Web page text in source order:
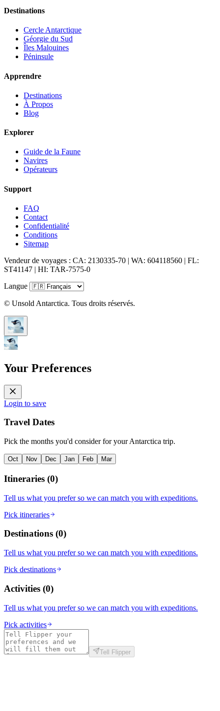
Destinations
Cercle Antarctique
Géorgie du Sud
Îles Malouines
Péninsule
Apprendre
Destinations
À Propos
Blog
Explorer
Guide de la Faune
Navires
Opérateurs
Support
FAQ
Contact
Confidentialité
Conditions
Sitemap
Vendeur de voyages : CA: 2130335-70 | WA: 604118560 | FL:
ST41147 | HI: TAR-7575-0
Langue
© Unsold Antarctica. Tous droits réservés.
Your Preferences
Login to save
Travel Dates
Pick the months you'd consider for your Antarctica trip.
Oct Nov Dec Jan Feb Mar
Itineraries (0)
Tell us what you prefer so we can match you with expeditions.
Pick itineraries
Destinations (0)
Tell us what you prefer so we can match you with expeditions.
Pick destinations
Activities (0)
Tell us what you prefer so we can match you with expeditions.
Pick activities
Tell Flipper